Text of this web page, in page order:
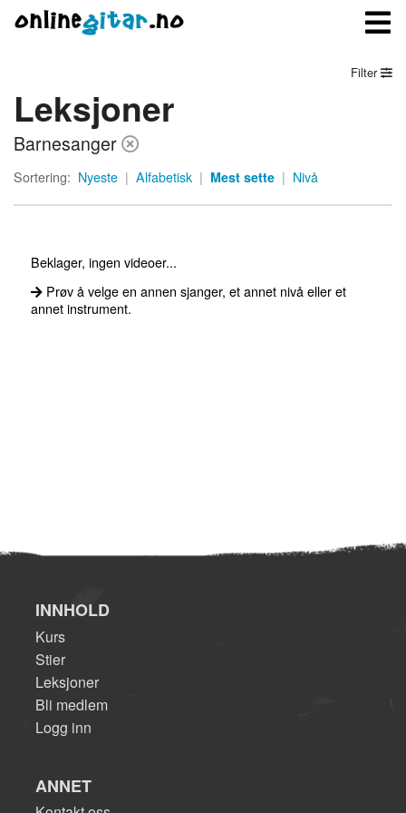
Meny
Logg inn
Filter
Leksjoner
Barnesanger
Sortering: Nyeste | Alfabetisk | Mest sette | Nivå
Beklager, ingen videoer...
Prøv å velge en annen sjanger, et annet nivå eller et
annet instrument.
INNHOLD
Kurs
Stier
Leksjoner
Bli medlem
Logg inn
ANNET